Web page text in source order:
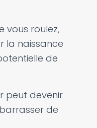
vous roulez,
la naissance
de
peut devenir
de